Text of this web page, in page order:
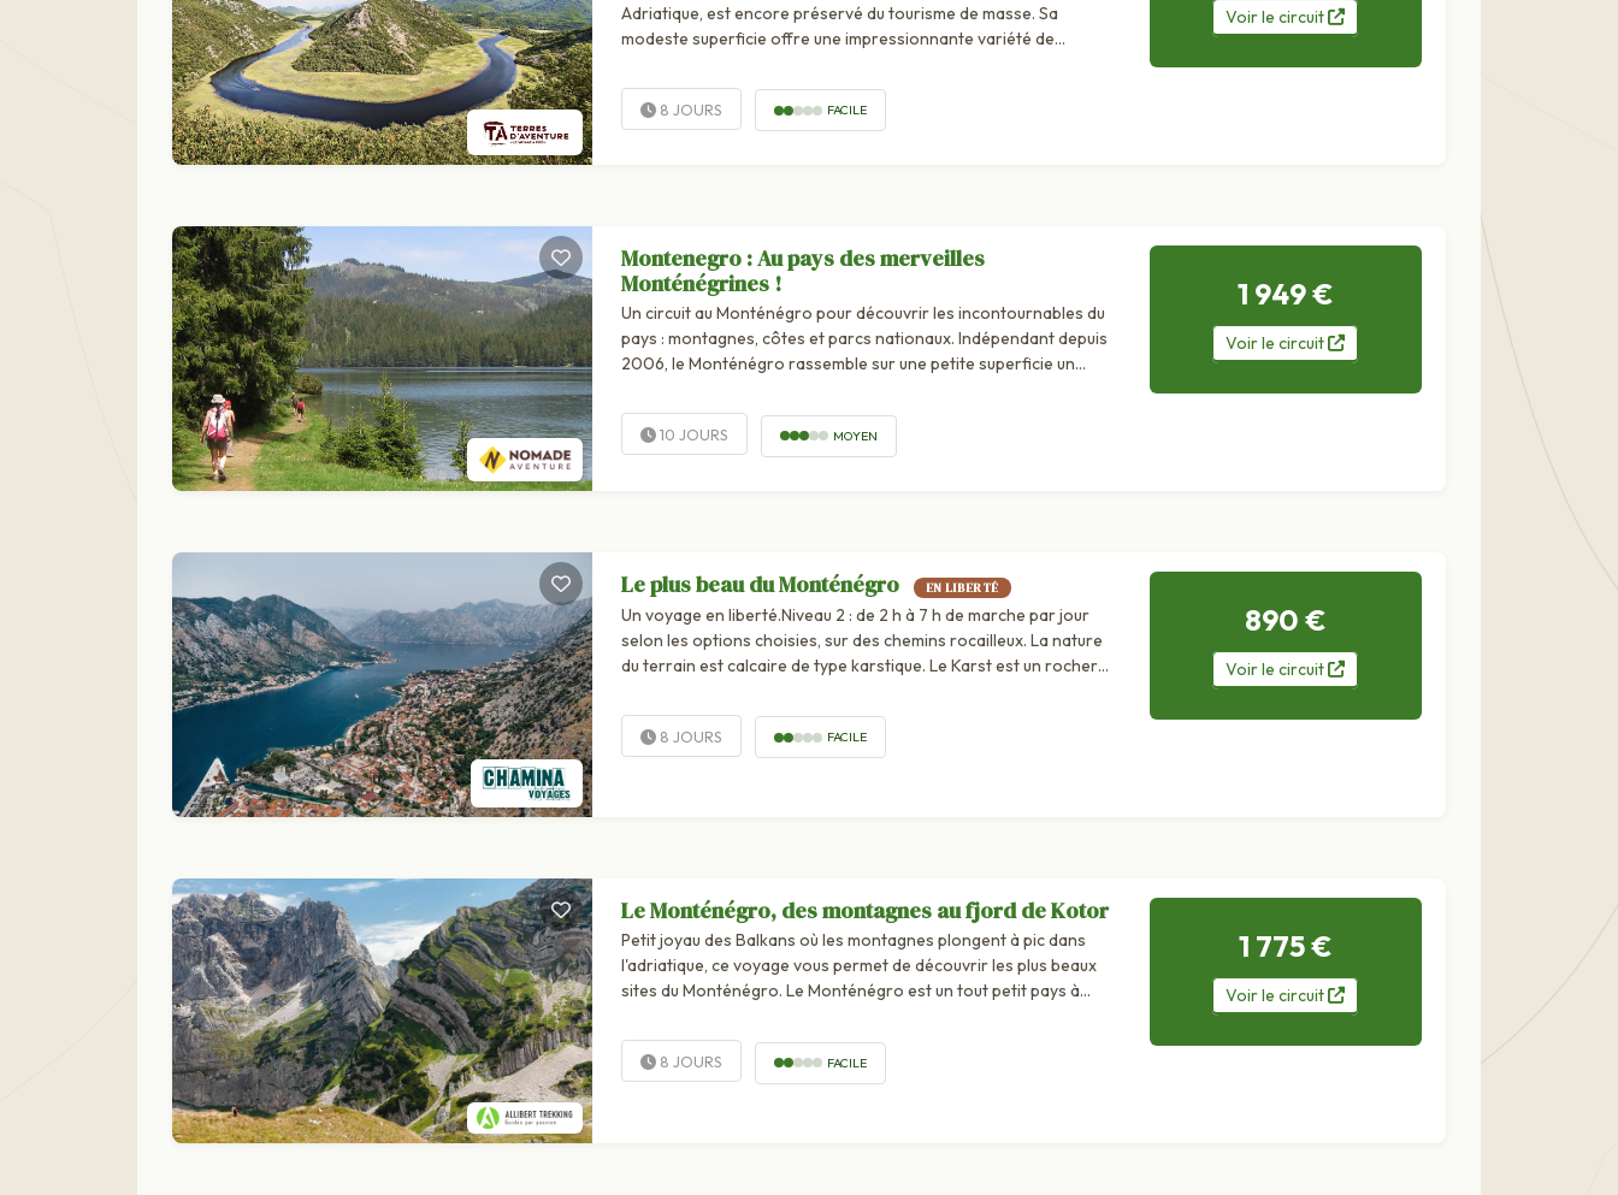
Adriatique, est encore préservé du tourisme de masse. Sa
modeste superficie offre une impressionnante variété de
8 JOURS FACILE
Voirle circuit
Montenegro : Au pays des merveilles
Monténégrines !
Un circuit au Monténégro pour découvrir les incontournables du
pays : montagnes, côtes et parcs nationaux. Indépendant depuis
2006, le Monténégro rassemble sur une petite superficie un
10 JOURS MOYEN
1 949 €
Voirle circuit
Le plus beau du Monténégro EN LIBERTÉ
Un voyage en liberté.Niveau 2 : de 2 h à 7 h de marche par jour
selon les options choisies, sur des chemins rocailleux. La nature
du terrain est calcaire de type karstique. Le Karst est un rocher
8 JOURS FACILE
890 €
Voirle circuit
Le Monténégro, des montagnes au fjord de Kotor
Petit joyau des Balkans où les montagnes plongent à pic dans
l'adriatique, ce voyage vous permet de découvrir les plus beaux
sites du Monténégro. Le Monténégro est un tout petit pays à
de manière vertigineuse dans les eaux...
8 JOURS FACILE
1 775 €
Voirle circuit